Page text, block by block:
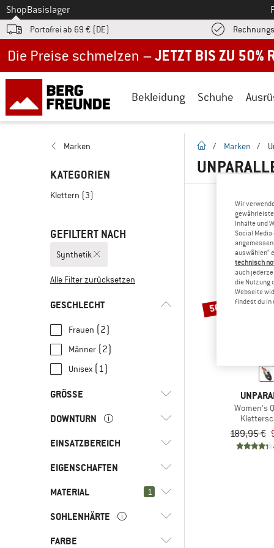
Zum
ShopBasislager
Portofrei ab 69 € (DE)
Bekleidung Schuhe
Marken
KATEGORIEN
Klettern (3)
GEFILTERT NACH
Synthetik
Alle Filter zurücksetzen
GESCHLECHT
Frauen (2)
Männer (2)
Unisex (1)
GRÖSSE
35 37 37,5
DOWNTURN
Leichter Downturn
Starker Downturn
EINSATZBEREICH
Bouldern(3)
Indoorklettern
EIGENSCHAFTEN
Leicht asymmetrisch (3)
Vegan (2)
MATERIAL 1
Synthetik(3)
Kunstleder
SOHLENHÄRTE
Mittelfest
FARBE
Startseite
/ Marken /
50%
Women's
189,95 €
Wir
Inhalte und
Social
auswählen“
technisch
auch
die Nutzung
Webseite
findest du in